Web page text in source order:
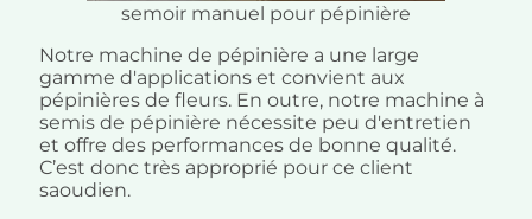
semoir manuel pour pépinière
Notre machine de pépinière a une large
gamme d'applications et convient aux
pépinières de fleurs. En outre, notre machine à
semis de pépinière nécessite peu d'entretien
et offre des performances de bonne qualité.
C’est donc très approprié pour ce client
saoudien.